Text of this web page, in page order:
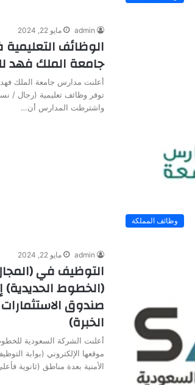
وظائف المملكة
admin مايو 22, 2024
الوظائف
جامعة الملك فهد
أعلنت مدارس جامعة الملك فهد
توفر وظائف تعليمية (رجال /
واشترطت المدارس أن…
admin مايو 22, 2024
التوظيف في
(الخطوط
صندوق
الخبرة)
أعلنت الشركة السعودية
موقعها الإلكتروني (بوابة
الأمنية بعدة مناطق (ثانوية